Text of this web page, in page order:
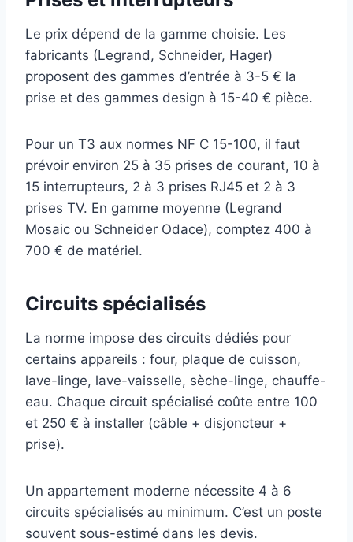
Le prix dépend de la gamme choisie. Les
fabricants (Legrand, Schneider, Hager)
proposent des gammes d’entrée à 3-5 € la
prise et des gammes design à 15-40 € pièce.
Pour un T3 aux normes NF C 15-100, il faut
prévoir environ 25 à 35 prises de courant, 10 à
15 interrupteurs, 2 à 3 prises RJ45 et 2 à 3
prises TV. En gamme moyenne (Legrand
Mosaic ou Schneider Odace), comptez 400 à
700 € de matériel.
Circuits spécialisés
La norme impose des circuits dédiés pour
certains appareils : four, plaque de cuisson,
lave-linge, lave-vaisselle, sèche-linge, chauffe-
eau. Chaque circuit spécialisé coûte entre 100
et 250 € à installer (câble + disjoncteur +
prise).
Un appartement moderne nécessite 4 à 6
circuits spécialisés au minimum. C’est un poste
souvent sous-estimé dans les devis.